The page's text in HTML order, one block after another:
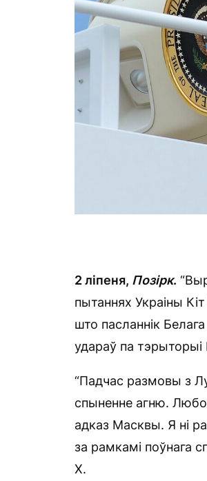
2 ліпеня, Позірк.
пытаннях Украіны
што пасланнік
удараў па тэрыторыі
“Падчас размовы з
спыненне агню.
адказ Масквы. Я ні
за рамкамі поўнага
Х.